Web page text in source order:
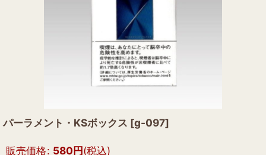
パーラメント・KSボックス [g-097]
販売価格: 580円(税込)